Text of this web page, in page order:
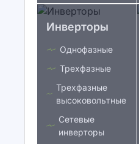
Инверторы
Однофазные
Трехфазные
Трехфазные
высоковольтные
Сетевые
инверторы